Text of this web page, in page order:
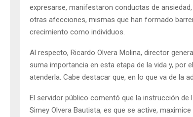
expresarse, manifestaron conductas de
otras afecciones, mismas que han formado
crecimiento como individuos.
Al respecto, Ricardo Olvera Molina, director
suma importancia en esta etapa de la vida y, por
atenderla. Cabe destacar que, en lo que va de la
El servidor público comentó que la instrucción de
Simey Olvera Bautista, es que se active,